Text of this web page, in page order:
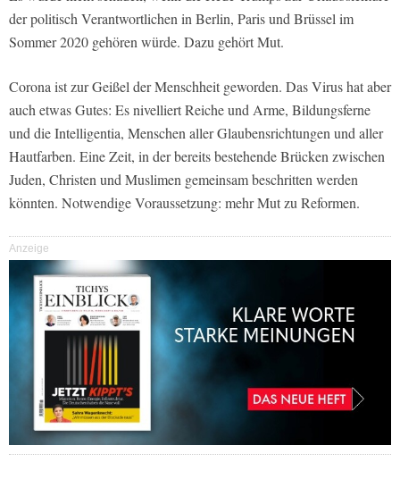
der politisch Verantwortlichen in Berlin, Paris und Brüssel im
Sommer 2020 gehören würde. Dazu gehört Mut.
Corona ist zur Geißel der Menschheit geworden. Das Virus hat aber
auch etwas Gutes: Es nivelliert Reiche und Arme, Bildungsferne
und die Intelligentia, Menschen aller Glaubensrichtungen und aller
Hautfarben. Eine Zeit, in der bereits bestehende Brücken zwischen
Juden, Christen und Muslimen gemeinsam beschritten werden
könnten. Notwendige Voraussetzung: mehr Mut zu Reformen.
Anzeige